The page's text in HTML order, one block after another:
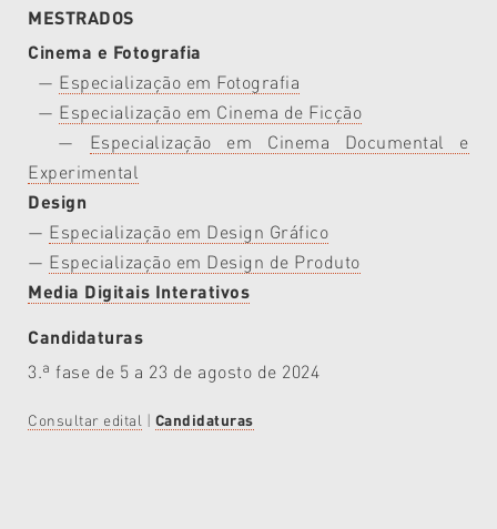
MESTRADOS
Cinema e Fotografia
— Especialização em Fotografia
— Especialização em Cinema de Ficção
— Especialização em Cinema Documental e
Experimental
Design
— Especialização em Design Gráfico
— Especialização em Design de Produto
Media Digitais Interativos
Candidaturas
3.ª fase de 5 a 23 de agosto de 2024
Consultar edital | Candidaturas